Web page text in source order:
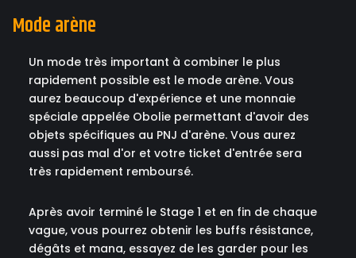
Mode arène
Un mode très important à combiner le plus
rapidement possible est le mode arène. Vous
aurez beaucoup d'expérience et une monnaie
spéciale appelée Obolie permettant d'avoir des
objets spécifiques au PNJ d'arène. Vous aurez
aussi pas mal d'or et votre ticket d'entrée sera
très rapidement remboursé.
Après avoir terminé le Stage 1 et en fin de chaque
vague, vous pourrez obtenir les buffs résistance,
dégâts et mana, essayez de les garder pour les